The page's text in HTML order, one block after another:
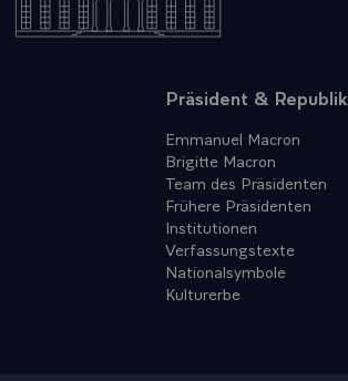
Präsident & Republik
Emmanuel Macron
Brigitte Macron
Team des Präsidenten
Frühere Präsidenten
Institutionen
Verfassungstexte
Nationalsymbole
Kulturerbe